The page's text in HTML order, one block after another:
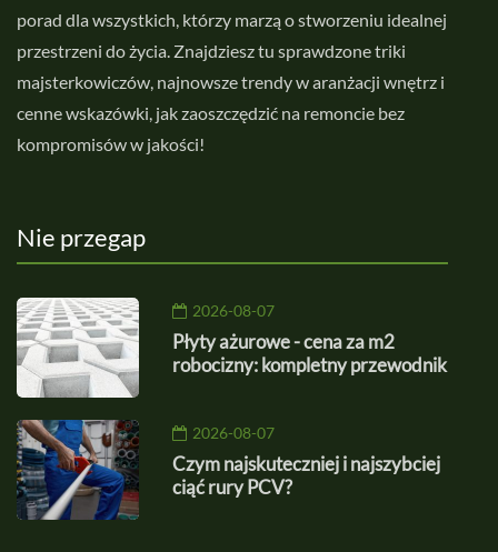
porad dla wszystkich, którzy marzą o stworzeniu idealnej
przestrzeni do życia. Znajdziesz tu sprawdzone triki
majsterkowiczów, najnowsze trendy w aranżacji wnętrz i
cenne wskazówki, jak zaoszczędzić na remoncie bez
kompromisów w jakości!
Nie przegap
2026-08-07
Płyty ażurowe - cena za m2
robocizny: kompletny przewodnik
2026-08-07
Czym najskuteczniej i najszybciej
ciąć rury PCV?